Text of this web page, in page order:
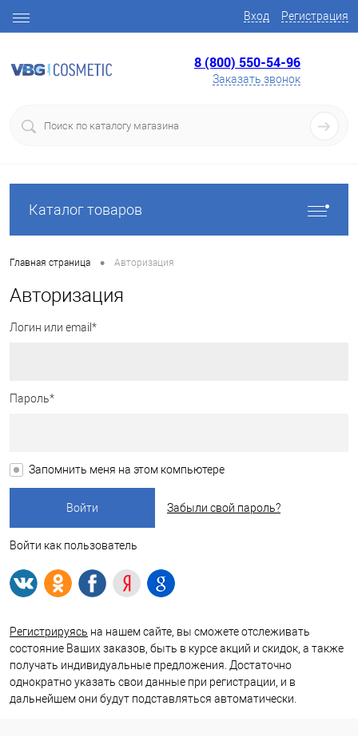
Вход Регистрация
8 (800) 550-54-96
Заказать звонок
Каталог товаров
Главная страница • Авторизация
Авторизация
Логин или email*
Пароль*
Запомнить меня на этом компьютере
Забыли свой пароль?
Войти как пользователь
Регистрируясь на нашем сайте, вы сможете отслеживать
состояние Ваших заказов, быть в курсе акций и скидок, а также
получать индивидуальные предложения. Достаточно
однократно указать свои данные при регистрации, и в
дальнейшем они будут подставляться автоматически.